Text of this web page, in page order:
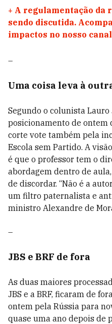
+ A regulamentação
sendo discutida.
impactos no nosso
–
Uma coisa leva à
Segundo o colunista
posicionamento de ontem
corte vote também pela
Escola sem Partido. A
é que o professor tem o
abordagem dentro de
de discordar. “Não é a
um filtro paternalista e
ministro Alexandre de
–
JBS e BRF de fora
As duas maiores
JBS e a BRF, ficaram de
ontem pela Rússia para
quase uma ano depois de